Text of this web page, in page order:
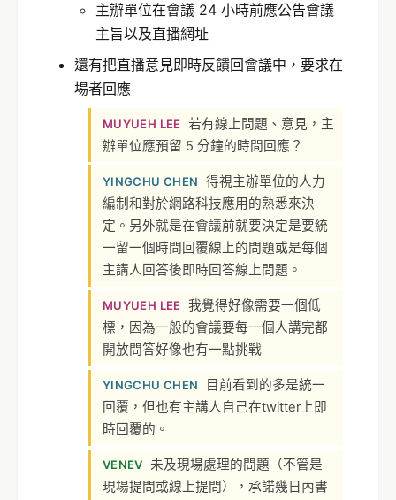
主辦單位在會議 24 小時前應公告會議
主旨以及直播網址
還有把直播意見即時反饋回會議中，要求在
場者回應
MUYUEH LEE 若有線上問題、意見，主
辦單位應預留 5 分鐘的時間回應？
YINGCHU CHEN
得視主辦單位的人力
編制和對於網路科技應用的熟悉來決
定。另外就是在會議前就要決定是要統
一留一個時間回覆線上的問題或是每個
主講人回答後即時回答線上問題。
MUYUEH LEE 我覺得好像需要一個低
標，因為一般的會議要每一個人講完都
開放問答好像也有一點挑戰
YINGCHU CHEN
目前看到的多是統一
回覆，但也有主講人自己在twitter上即
時回覆的。
VENEV
未及現場處理的問題（不管是
現場提問或線上提問），承諾幾日內書